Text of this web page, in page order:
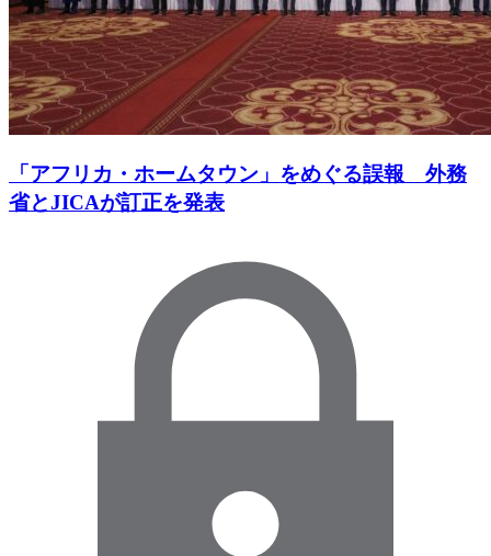
「アフリカ・ホームタウン」をめぐる誤報 外務
省とJICAが訂正を発表